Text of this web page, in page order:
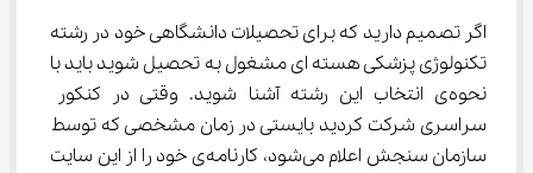
اگر تصمیم دارید که برای تحصیلات دانشگاهی خود در رشته
تکنولوژی پزشکی هسته ای مشغول به تحصیل شوید باید با
نحوه‌ی انتخاب این رشته آشنا شوید. وقتی در کنکور
سراسری شرکت کردید بایستی در زمان مشخصی که توسط
سازمان سنجش اعلام می‌شود، کارنامه‌ی خود را از این سایت